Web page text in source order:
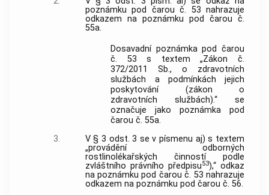
poznámku pod čarou č. 53 nahrazuje
odkazem na poznámku pod čarou č.
55a.
Dosavadní poznámka pod čarou
č. 53 s textem „Zákon č.
372/2011 Sb., o zdravotních
službách a podmínkách jejich
poskytování (zákon o
zdravotních službách).“ se
označuje jako poznámka pod
čarou č. 55a.
3.
V § 3 odst. 3 se v písmenu aj) s textem
„provádění odborných
rostlinolékařských činností podle
zvláštního právního předpisu53),“ odkaz
na poznámku pod čarou č. 53 nahrazuje
odkazem na poznámku pod čarou č. 56.